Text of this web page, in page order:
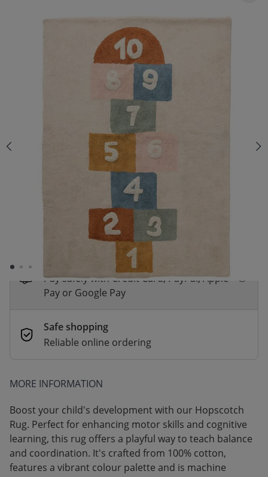
WASHABLE HOPSCOTCH RUG 120 X 170
CM | MULTICOLOUR
CLICK AND BUY
Fast & Free delivery above £100
Order by 2pm for same-day dispatch.
Delivery in 1–3 business days
Secure payments
Pay safely with Credit Card, PayPal, Apple
Pay or Google Pay
Safe shopping
Reliable online ordering
MORE INFORMATION
Boost your child's development with our Hopscotch
Rug. Perfect for enhancing motor skills and cognitive
learning, this rug offers a playful way to teach balance
and coordination. It's crafted from 100% cotton,
features a vibrant colour palette and is machine